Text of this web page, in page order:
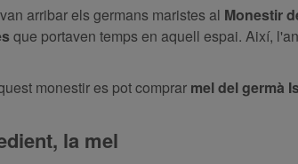
arribar els germans maristes al Monestir
que portaven temps en aquell espai. Així,
monestir es pot comprar mel del germà
la mel